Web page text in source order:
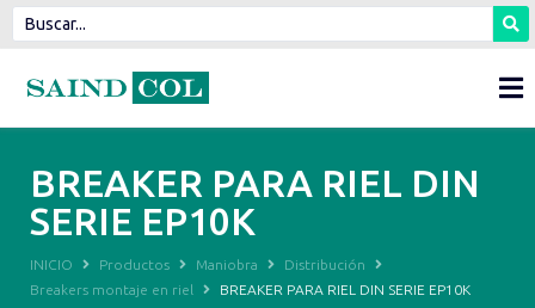
BREAKER PARA RIEL DIN
SERIE EP10K
INICIO Productos Maniobra
Distribución
Breakers montaje en riel
BREAKER PARA RIEL DIN SERIE EP10K